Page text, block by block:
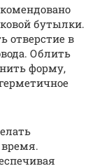
бутылки.
отверстие в
Облить
форму,
время.